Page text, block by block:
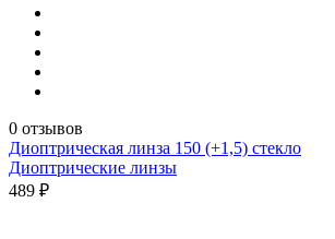
0 отзывов
Диоптрическая линза 150 (+1,5) стекло
Диоптрические линзы
489 ₽